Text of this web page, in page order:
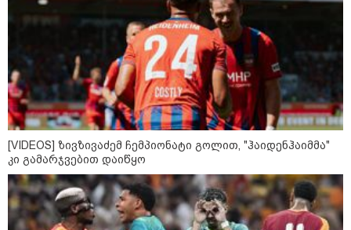
9
აგვისტო
დღის ზოგადი
ასტროლოგიური
პროგნოზი
აგვისტო აგარაკზე: ეს 5 საქმე
უნდა მოასწროთ შემოდგომის
დადგომამდე
[VIDEOS] ზივზივაძემ ჩემპიონატი გოლით, "ჰაიდენჰაიმმა"
კი გამარჯვებით დაიწყო